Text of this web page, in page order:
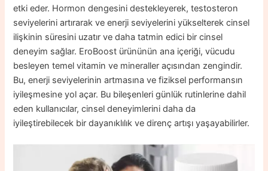
etki eder. Hormon dengesini destekleyerek, testosteron
seviyelerini artırarak ve enerji seviyelerini yükselterek cinsel
ilişkinin süresini uzatır ve daha tatmin edici bir cinsel
deneyim sağlar. EroBoost ürününün ana içeriği, vücudu
besleyen temel vitamin ve mineraller açısından zengindir.
Bu, enerji seviyelerinin artmasına ve fiziksel performansın
iyileşmesine yol açar. Bu bileşenleri günlük rutinlerine dahil
eden kullanıcılar, cinsel deneyimlerini daha da
iyileştirebilecek bir dayanıklılık ve direnç artışı yaşayabilirler.